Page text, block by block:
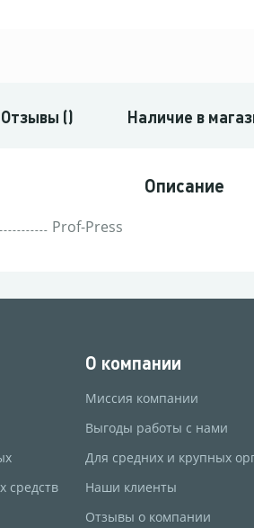
Отзывы () Наличие в
Prof-Press
Описание
средств
О компании
Миссия компании
Выгоды работы с нами
Для средних и крупных
Наши клиенты
Отзывы о компании